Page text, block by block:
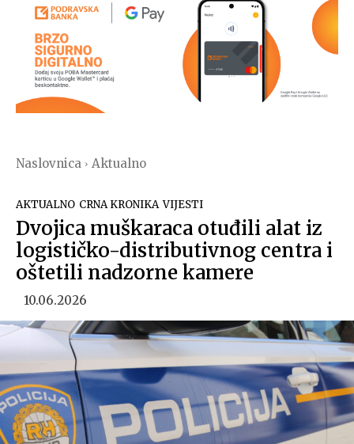
Naslovnica Aktualno
AKTUALNO CRNA KRONIKA VIJESTI
Dvojica muškaraca otuđili alat iz
logističko-distributivnog centra i
oštetili nadzorne kamere
10.06.2026